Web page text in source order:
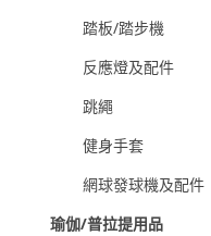
踏板/踏步機
反應燈及配件
跳繩
健身手套
網球發球機及配件
瑜伽/普拉提用品